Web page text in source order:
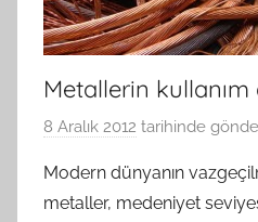
Metallerin kullanım
8 Aralık 2012 tarihinde
Modern dünyanın
metaller, medeniyet